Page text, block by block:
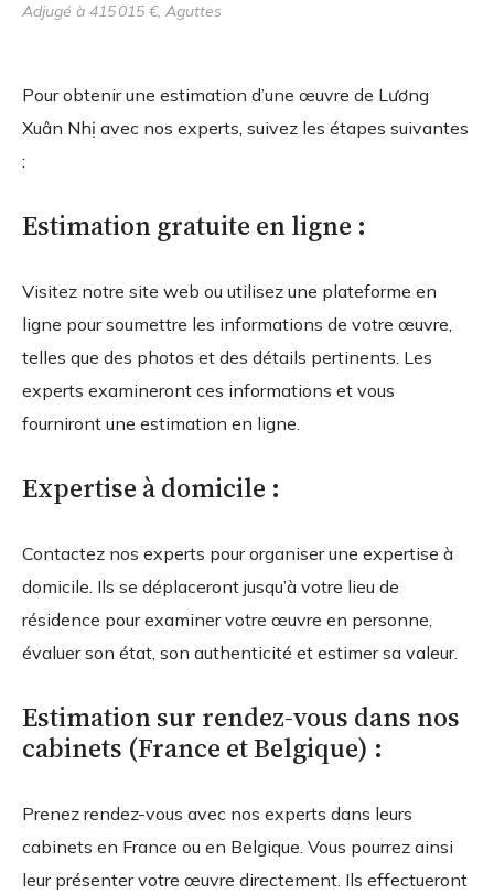
Adjugé à 415 015 €, Aguttes
Pour obtenir une estimation d’une œuvre de Lương
Xuân Nhị avec nos experts, suivez les étapes suivantes
:
Estimation gratuite en ligne :
Visitez notre site web ou utilisez une plateforme en
ligne pour soumettre les informations de votre œuvre,
telles que des photos et des détails pertinents. Les
experts examineront ces informations et vous
fourniront une estimation en ligne.
Expertise à domicile :
Contactez nos experts pour organiser une expertise à
domicile. Ils se déplaceront jusqu’à votre lieu de
résidence pour examiner votre œuvre en personne,
évaluer son état, son authenticité et estimer sa valeur.
Estimation sur rendez-vous dans nos
cabinets (France et Belgique) :
Prenez rendez-vous avec nos experts dans leurs
cabinets en France ou en Belgique. Vous pourrez ainsi
leur présenter votre œuvre directement. Ils effectueront